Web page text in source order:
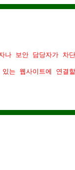
나 보안 담당자가 차
는 웹사이트에 연결